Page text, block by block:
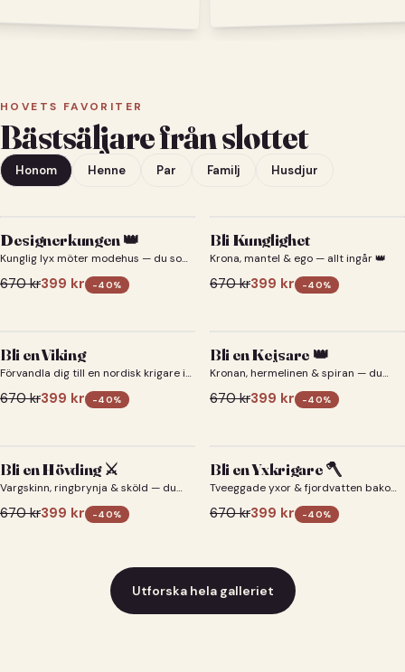
HOVETS FAVORITER
Bästsäljare från slottet
Honom Henne Par Familj Husdjur
Designerkungen 👑
Kunglig lyx möter modehus — du som
670kr399 kr -40%
Bli Kunglighet
Krona, mantel & ego — allt ingår 👑
670kr399 kr -40%
Bli en Viking
Förvandla dig till en nordisk krigare i
ett episkt vikingaporträtt.
670kr399 kr -40%
Bli en Kejsare 👑
Kronan, hermelinen & spiran — du
670kr399 kr -40%
Bli en Hövding ⚔️
Vargskinn, ringbrynja & sköld — du
som nordisk krigsherre ⚔️
670kr399 kr -40%
Bli en Yxkrigare 🪓
Tveeggade yxor & fjordvatten bakom
670kr399 kr -40%
Utforska hela galleriet